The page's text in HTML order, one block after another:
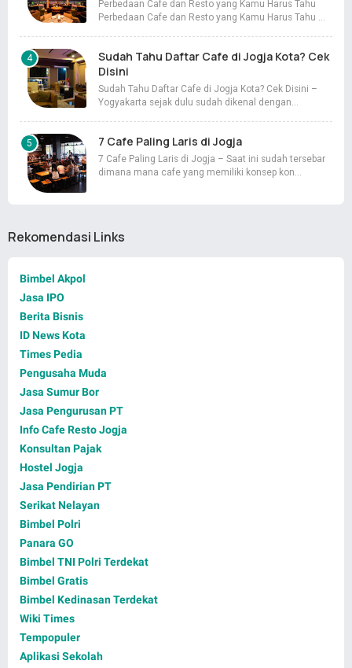
Perbedaan Cafe dan Resto yang Kamu Harus Tahu
Perbedaan Cafe dan Resto yang Kamu Harus Tahu …
Sudah Tahu Daftar Cafe di Jogja Kota? Cek
Disini
Sudah Tahu Daftar Cafe di Jogja Kota? Cek Disini –
Yogyakarta sejak dulu sudah dikenal dengan…
7 Cafe Paling Laris di Jogja
7 Cafe Paling Laris di Jogja – Saat ini sudah tersebar
dimana mana cafe yang memiliki konsep kon…
Rekomendasi Links
Bimbel Akpol
Jasa IPO
Berita Bisnis
ID News Kota
Times Pedia
Pengusaha Muda
Jasa Sumur Bor
Jasa Pengurusan PT
Info Cafe Resto Jogja
Konsultan Pajak
Hostel Jogja
Jasa Pendirian PT
Serikat Nelayan
Bimbel Polri
Panara GO
Bimbel TNI Polri Terdekat
Bimbel Gratis
Bimbel Kedinasan Terdekat
Wiki Times
Tempopuler
Aplikasi Sekolah